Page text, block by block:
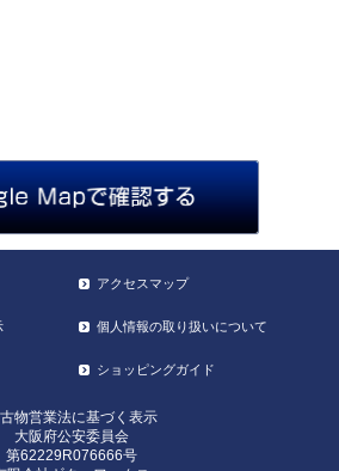
アクセスマップ
個人情報の取り扱いについて
ショッピングガイド
古物営業法に基づく表示
大阪府公安委員会
第62229R076666号